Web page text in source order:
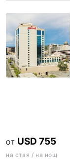
ОТ USD 755
на стая / на нощ